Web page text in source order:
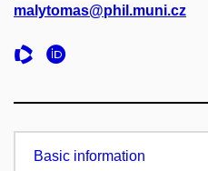
malytomas@phil.muni.cz
Basic information